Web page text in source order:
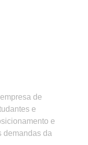
de
e
e
demandas da